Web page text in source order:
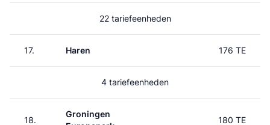
22 tariefeenheden
17. Haren 176 TE
4 tariefeenheden
18.
Groningen
180 TE